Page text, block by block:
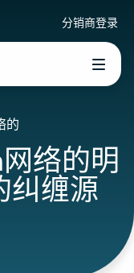
分销商登录
的
络的明
纠缠源